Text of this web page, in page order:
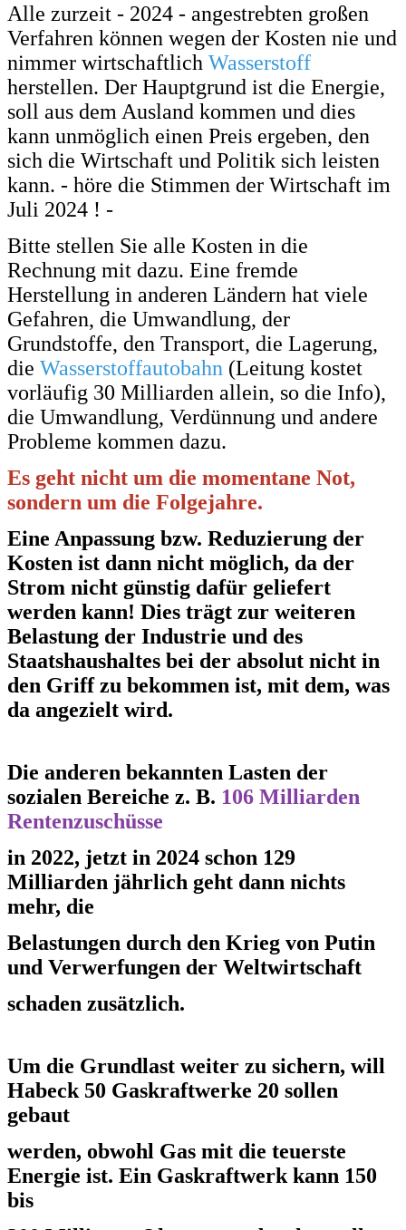
Alle zurzeit - 2024 - angestrebten großen
Verfahren können wegen der Kosten nie und
nimmer wirtschaftlich Wasserstoff
herstellen. Der Hauptgrund ist die Energie,
soll aus dem Ausland kommen und dies
kann unmöglich einen Preis ergeben, den
sich die Wirtschaft und Politik sich leisten
kann. - höre die Stimmen der Wirtschaft im
Juli 2024 ! -
Bitte stellen Sie alle Kosten in die
Rechnung mit dazu. Eine fremde
Herstellung in anderen Ländern hat viele
Gefahren, die Umwandlung, der
Grundstoffe, den Transport, die Lagerung,
die Wasserstoffautobahn (Leitung kostet
vorläufig 30 Milliarden allein, so die Info),
die Umwandlung, Verdünnung und andere
Probleme kommen dazu.
Es geht nicht um die momentane Not,
sondern um die Folgejahre.
Eine Anpassung bzw. Reduzierung der
Kosten ist dann nicht möglich, da der
Strom nicht günstig dafür geliefert
werden kann! Dies trägt zur weiteren
Belastung der Industrie und des
Staatshaushaltes bei der absolut nicht in
den Griff zu bekommen ist, mit dem, was
da angezielt wird.
Die anderen bekannten Lasten der
sozialen Bereiche z. B. 106 Milliarden
Rentenzuschüsse
in 2022, jetzt in 2024 schon 129
Milliarden jährlich geht dann nichts
mehr, die
Belastungen durch den Krieg von Putin
und Verwerfungen der Weltwirtschaft
schaden zusätzlich.
Um die Grundlast weiter zu sichern, will
Habeck 50 Gaskraftwerke 20 sollen
gebaut
werden, obwohl Gas mit die teuerste
Energie ist. Ein Gaskraftwerk kann 150
bis